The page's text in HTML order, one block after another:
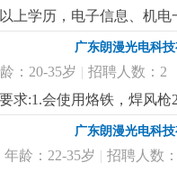
、有在led高低压灯带或
同道合的有识之士加入更
上学历，电子信息、机
；熟悉线路板原理
的工作压力。更详细...
广东朗漫光电科
：20-35岁 | 招聘人数：2
求:1.会使用烙铁，焊风
广东朗漫光电科
年龄：22-35岁 | 招聘人数